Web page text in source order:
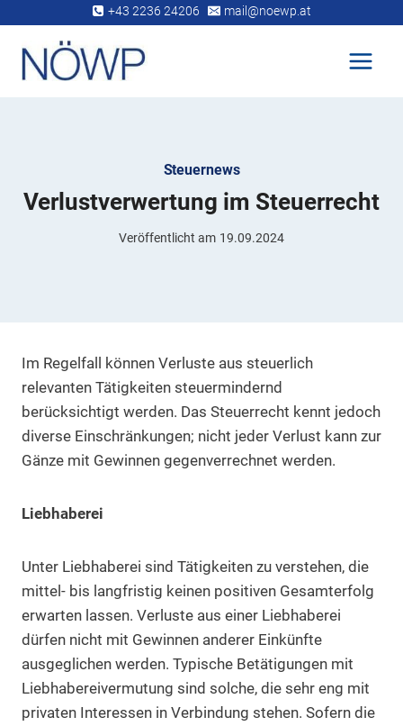
springen
+43 2236 24206 mail@noewp.at
Steuernews
Verlustverwertung im Steuerrecht
Veröffentlicht am 19.09.2024
Im Regelfall können Verluste aus steuerlich
relevanten Tätigkeiten steuermindernd
berücksichtigt werden. Das Steuerrecht kennt jedoch
diverse Einschränkungen; nicht jeder Verlust kann zur
Gänze mit Gewinnen gegenverrechnet werden.
Liebhaberei
Unter Liebhaberei sind Tätigkeiten zu verstehen, die
mittel- bis langfristig keinen positiven Gesamterfolg
erwarten lassen. Verluste aus einer Liebhaberei
dürfen nicht mit Gewinnen anderer Einkünfte
ausgeglichen werden. Typische Betätigungen mit
Liebhabereivermutung sind solche, die sehr eng mit
privaten Interessen in Verbindung stehen. Sofern die